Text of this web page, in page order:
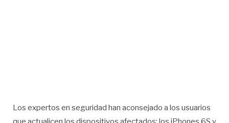
Los expertos en seguridad han aconsejado a los usuarios